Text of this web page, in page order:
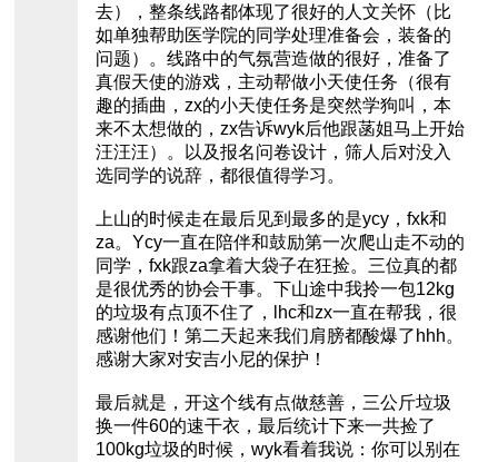
去），整条线路都体现了很好的人文关怀（比
如单独帮助医学院的同学处理准备会，装备的
问题）。线路中的气氛营造做的很好，准备了
真假天使的游戏，主动帮做小天使任务（很有
趣的插曲，zx的小天使任务是突然学狗叫，本
来不太想做的，zx告诉wyk后他跟菡姐马上开始
汪汪汪）。以及报名问卷设计，筛人后对没入
选同学的说辞，都很值得学习。
上山的时候走在最后见到最多的是ycy，fxk和
za。Ycy一直在陪伴和鼓励第一次爬山走不动的
同学，fxk跟za拿着大袋子在狂捡。三位真的都
是很优秀的协会干事。下山途中我拎一包12kg
的垃圾有点顶不住了，lhc和zx一直在帮我，很
感谢他们！第二天起来我们肩膀都酸爆了hhh。
感谢大家对安吉小尼的保护！
最后就是，开这个线有点做慈善，三公斤垃圾
换一件60的速干衣，最后统计下来一共捡了
100kg垃圾的时候，wyk看着我说：你可以别在